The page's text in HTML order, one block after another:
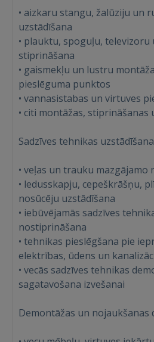
• aizkaru stangu, žalūziju un
uzstādīšana
• plauktu, spoguļu, televizoru
stiprināšana
• gaismekļu un lustru
pieslēguma punktos
• vannasistabas un virtuves
• citi montāžas,
Sadzīves tehnikas
• veļas un trauku mazgājamo
• ledusskapju, cepeškrāšņu,
nosūcēju uzstādīšana
• iebūvējamās sadzīves
nostiprināšana
• tehnikas pieslēgšana pie
elektrības, ūdens un
• vecās sadzīves tehnikas
sagatavošana izvešanai
Demontāžas un nojaukšanas